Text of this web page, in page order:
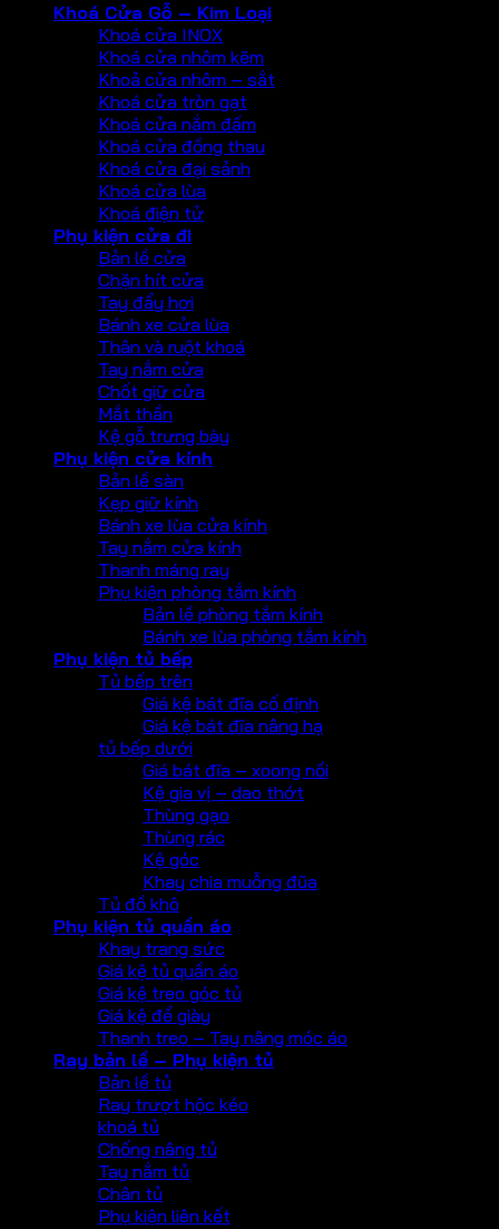
Khoá Cửa Gỗ – Kim Loại
Khoá cửa INOX
Khoá cửa nhôm kẽm
Khoả cửa nhôm – sắt
Khoá cửa tròn gạt
Khoá cửa nắm đấm
Khoá cửa đồng thau
Khoá cửa đại sảnh
Khoá cửa lùa
Khoá điện tử
Phụ kiện cửa đi
Bản lề cửa
Chặn hít cửa
Tay đẩy hơi
Bánh xe cửa lùa
Thân và ruột khoá
Tay nắm cửa
Chốt giữ cửa
Mắt thần
Kệ gỗ trưng bày
Phụ kiện cửa kính
Bản lề sàn
Kẹp giữ kính
Bánh xe lùa cửa kính
Tay nắm cửa kính
Thanh máng ray
Phụ kiện phòng tắm kính
Bản lề phòng tắm kính
Bánh xe lùa phòng tắm kính
Phụ kiện tủ bếp
Tủ bếp trên
Giá kệ bát đĩa cố định
Giá kệ bát đĩa nâng hạ
tủ bếp dưới
Giá bát đĩa – xoong nồi
Kệ gia vị – dao thớt
Thùng gạo
Thùng rác
Kệ góc
Khay chia muỗng đũa
Tủ đồ khô
Phụ kiện tủ quần áo
Khay trang sức
Giá kệ tủ quần áo
Giá kệ treo góc tủ
Giá kệ để giày
Thanh treo – Tay nâng móc áo
Ray bản lề – Phụ kiện tủ
Bản lề tủ
Ray trượt hộc kéo
khoá tủ
Chống nâng tủ
Tay nắm tủ
Chân tủ
Phụ kiện liên kết